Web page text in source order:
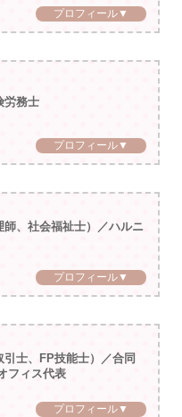
プロフィール▼
労務士
プロフィール▼
師、社会福祉士）／ハルニ
プロフィール▼
士、FP技能士）／合同
フィス代表
プロフィール▼